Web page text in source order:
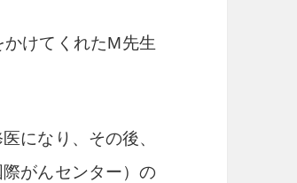
けてくれたM先生
になり、その後、
がんセンター）の